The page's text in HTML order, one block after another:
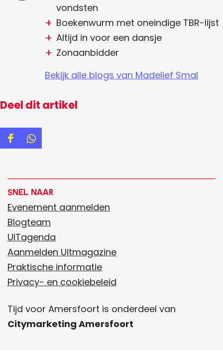
vondsten
Boekenwurm met oneindige TBR-lijst
Altijd in voor een dansje
Zonaanbidder
Bekijk alle blogs van Madelief Smal
Deel dit artikel
D
l
d
e
z
e
p
a
i
n
D
l
d
e
z
e
p
a
i
n
Snel naar
Evenement aanmelden
Blogteam
UITagenda
Aanmelden Uitmagazine
Praktische informatie
Privacy- en cookiebeleid
Tijd voor Amersfoort is onderdeel van
Citymarketing Amersfoort